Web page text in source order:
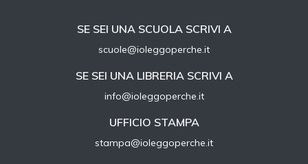
SE SEI UNA SCUOLA SCRIVI A
scuole@ioleggoperche.it
SE SEI UNA LIBRERIA SCRIVI A
info@ioleggoperche.it
UFFICIO STAMPA
stampa@ioleggoperche.it